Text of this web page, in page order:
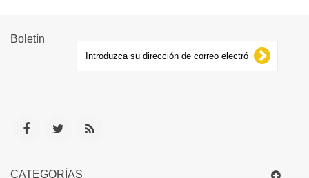
Boletín
CATEGORÍAS